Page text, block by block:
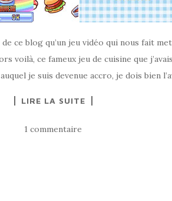
ce blog qu’un jeu vidéo qui nous fait
voilà, ce fameux jeu de cuisine que
je suis devenue accro, je dois bien
LIRE LA SUITE
1 commentaire